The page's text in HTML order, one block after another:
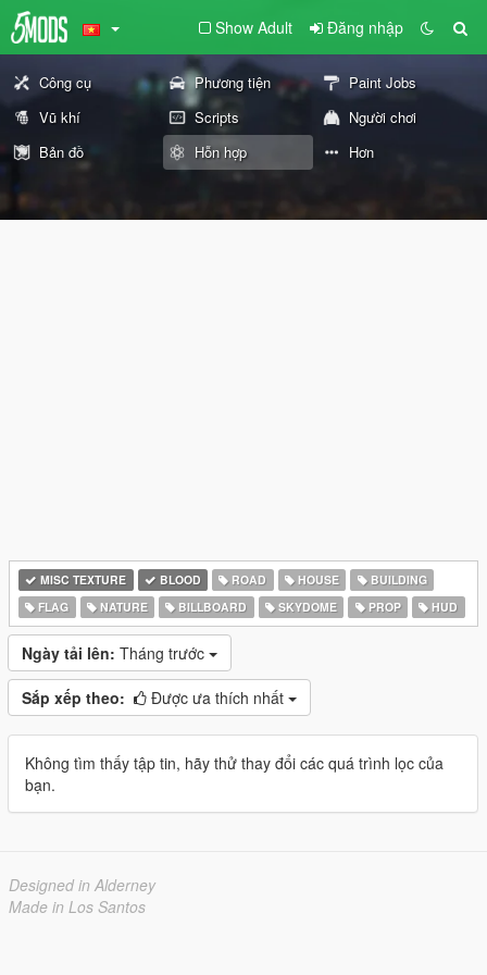
Show Adult Đăng nhập
Công cụ Phương tiện
Paint Jobs
Vũ khí
Scripts
Người chơi
Bản đồ
Hỗn hợp Hơn
MISC TEXTURE BLOOD ROAD HOUSE
BUILDING
FLAG
NATURE BILLBOARD SKYDOME PROP HUD
Ngày tải lên: Tháng trước
Sắp xếp theo: Được ưa thích nhất
Không tìm thấy tập tin, hãy thử thay đổi các quá trình lọc của
bạn.
Designed in Alderney
Made in Los Santos